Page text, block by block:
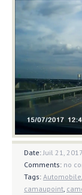
Date: Juil 21, 2017
Comments: no
Tags: Automobile
camaupoint